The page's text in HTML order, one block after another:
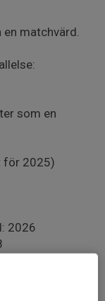
en matchvärd.
som en
för 2025)
2026